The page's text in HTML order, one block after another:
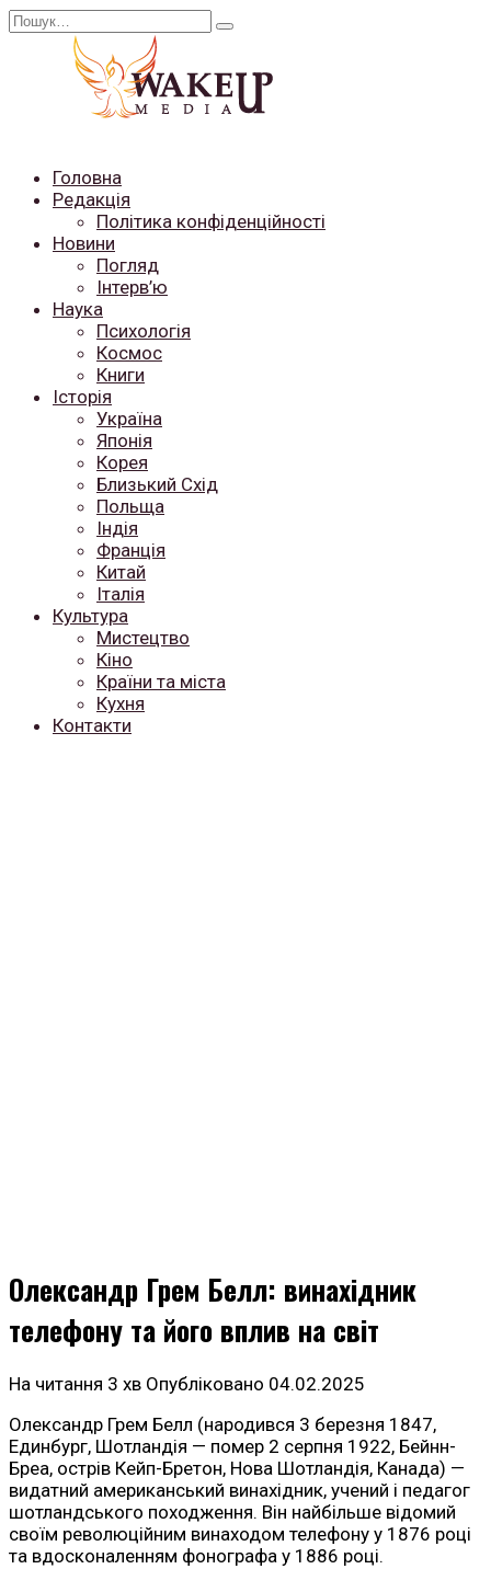
Перейти
Search
Головна
Редакція
Політика конфіденційності
Новини
Погляд
Інтерв’ю
Наука
Психологія
Космос
Книги
Історія
Україна
Японія
Корея
Близький Схід
Польща
Індія
Франція
Китай
Італія
Культура
Мистецтво
Кіно
Країни та міста
Кухня
Контакти
Олександр Грем Белл: винахідник
телефону та його вплив на світ
На читання 3 хв Опубліковано 04.02.2025
Олександр Грем Белл (народився 3 березня 1847,
Единбург, Шотландія — помер 2 серпня 1922, Бейнн-
Бреа, острів Кейп-Бретон, Нова Шотландія, Канада) —
видатний американський винахідник, учений і педагог
шотландського походження. Він найбільше відомий
своїм революційним винаходом телефону у 1876 році
та вдосконаленням фонографа у 1886 році.